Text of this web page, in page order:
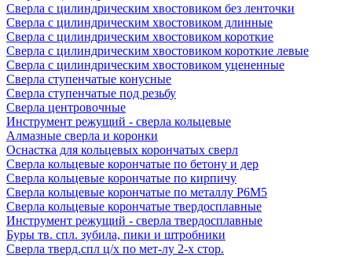
Сверла с цилиндрическим хвостовиком без ленточки
Сверла с цилиндрическим хвостовиком длинные
Сверла с цилиндрическим хвостовиком короткие
Сверла с цилиндрическим хвостовиком короткие левые
Сверла с цилиндрическим хвостовиком уцененные
Сверла ступенчатые конусные
Сверла ступенчатые под резьбу
Сверла центровочные
Инструмент режущий - сверла кольцевые
Алмазные сверла и коронки
Оснастка для кольцевых корончатых сверл
Сверла кольцевые корончатые по бетону и дер
Сверла кольцевые корончатые по кирпичу
Сверла кольцевые корончатые по металлу Р6М5
Сверла кольцевые корончатые твердосплавные
Инструмент режущий - сверла твердосплавные
Буры тв. спл. зубила, пики и штробники
Сверла тверд.спл ц/х по мет-лу 2-х стор.